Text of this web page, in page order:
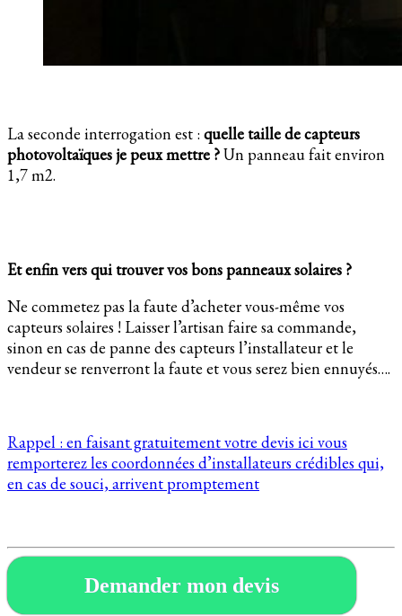
La seconde interrogation est : quelle taille de capteurs
photovoltaïques je peux mettre ?Un panneau fait environ
1,7 m2.
Et enfin vers qui trouver vos bons panneaux solaires ?
Ne commetez pas la faute d’acheter vous-même vos
capteurs solaires ! Laisser l’artisan faire sa commande,
sinon en cas de panne des capteurs l’installateur et le
vendeur se renverront la faute et vous serez bien ennuyés….
Rappel : en faisant gratuitement votre devis ici vous
remporterez les coordonnées d’installateurs crédibles qui,
en cas de souci, arrivent promptement
Demander mon devis